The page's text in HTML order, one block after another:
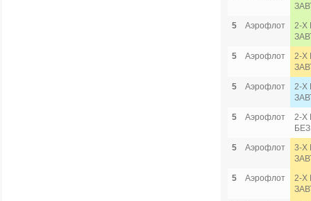
5
Аэрофлот
2-Х
5
Аэрофлот
2-Х
5
Аэрофлот
2-Х
5
Аэрофлот
2-Х
5
Аэрофлот
3-Х
5
Аэрофлот
2-Х